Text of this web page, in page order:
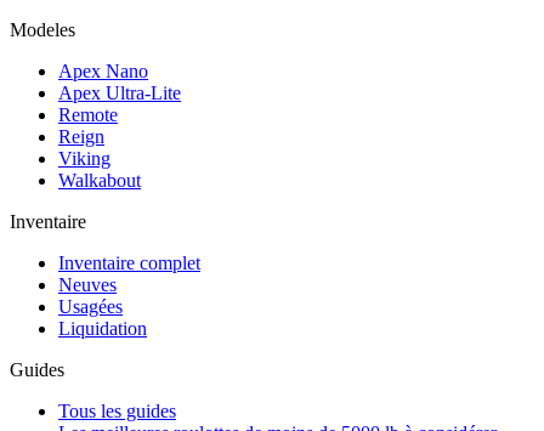
Modeles
Apex Nano
Apex Ultra-Lite
Remote
Reign
Viking
Walkabout
Inventaire
Inventaire complet
Neuves
Usagées
Liquidation
Guides
Tous les guides